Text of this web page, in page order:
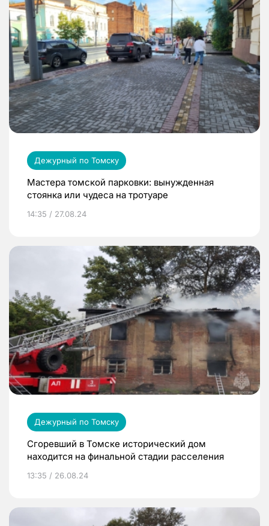
Дежурный по Томску
Мастера томской парковки: вынужденная
стоянка или чудеса на тротуаре
14:35 / 27.08.24
Дежурный по Томску
Сгоревший в Томске исторический дом
находится на финальной стадии расселения
13:35 / 26.08.24